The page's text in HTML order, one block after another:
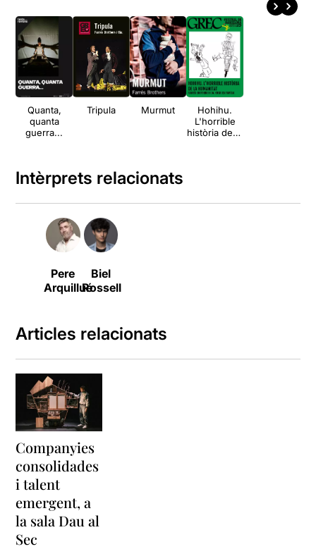
Quanta,
quanta
guerra...
Tripula Murmut
Hohihu.
L'horrible
història de la
Intèrprets relacionats
Pere
Arquillué
Biel
Rossell
Articles relacionats
Companyies
consolidades
i talent
emergent, a
la sala Dau al
Sec